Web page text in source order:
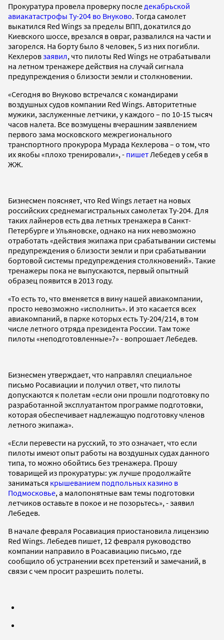
Прокуратура провела проверку после декабрьской
авиакатастрофы Ту-204 во Внуково. Тогда самолет
выкатился Red Wings за пределы ВПП, докатился до
Киевского шоссе, врезался в овраг, развалился на части и
загорелся. На борту было 8 человек, 5 из них погибли.
Кехлеровзаявил, что пилоты Red Wings не отрабатывали
на летном тренажере действия на случай сигнала
предупреждения о близости земли и столкновении.
«Сегодня во Внуково встречался с командирами
воздушных судов компании Red Wings. Авторитетные
мужики, заслуженные летчики, у каждого – по 10-15 тысяч
часов налета. Все возмущены вчерашним заявлением
первого зама московского межрегионального
транспортного прокурора Мурада Кехлерова – о том, что
их якобы «плохо тренировали», - пишет Лебедев у себя в
ЖЖ.
Бизнесмен поясняет, что Red Wings летает на новых
российских среднемагистральных самолетах Ту-204. Для
таких лайнеров есть два летных тренажера в Санкт-
Петербурге и Ульяновске, однако на них невозможно
отработать «действия экипажа при срабатывании системы
предупреждения о близости земли и при срабатывании
бортовой системы предупреждения столкновений». Такие
тренажеры пока не выпускаются, первый опытный
образец появится в 2013 году.
«То есть то, что вменяется в вину нашей авиакомпании,
просто невозможно «исполнить». И это касается всех
авиакомпаний, в парке которых есть Ту-204/214, в том
числе летного отряда президента России. Там тоже
пилоты «неподготовленные»?» - вопрошает Лебедев.
Бизнесмен утверждает, что направлял специальное
письмо Росавиации и получил ответ, что пилоты
допускаются к полетам «если они прошли подготовку по
разработанной эксплуатантом программе подготовки,
которая обеспечивает надлежащую подготовку членов
летного экипажа».
«Если перевести на русский, то это означает, что если
пилоты имеют опыт работы на воздушных судах данного
типа, то можно обойтись без тренажера. Прошу
товарищей из прокуратуры: уж лучше продолжайте
заниматься крышеванием подпольных казино в
Подмосковье, а малопонятные вам темы подготовки
летчиков оставьте в покое и не позорьтесь», - заявил
Лебедев.
В начале февраля Росавиация приостановила лицензию
Red Wings. Лебедев пишет, 12 февраля руководство
компании направило в Роасавиацию письмо, где
сообщило об устранении всех претензий и замечаний, в
связи с чем просит разрешить полеты.